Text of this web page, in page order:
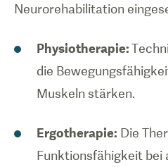
Neurorehabilitation
Physiotherapie:
die
Muskeln stärken.
Ergotherapie: Die
Funktionsfähigkeit bei